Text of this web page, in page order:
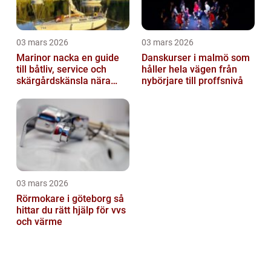
03 mars 2026
Marinor nacka en guide
till båtliv, service och
skärgårdskänsla nära
03 mars 2026
Danskurser i malmö som
håller hela vägen från
nybörjare till proffsnivå
03 mars 2026
Rörmokare i göteborg så
hittar du rätt hjälp för vvs
och värme